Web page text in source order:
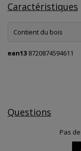
Caractéristiques
Contient du bois
ean13 8720874594611
Questions
Pas